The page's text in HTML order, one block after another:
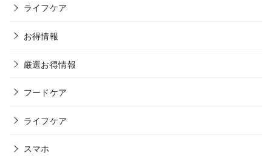
ライフケア
お得情報
厳選お得情報
フードケア
ライフケア
スマホ